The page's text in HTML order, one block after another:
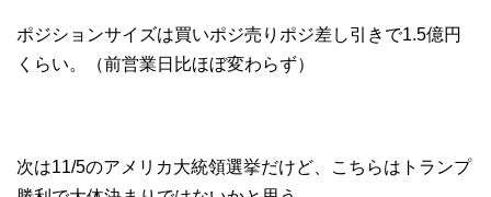
ポジションサイズは買いポジ売りポジ差し引きで1.5億円
くらい。（前営業日比ほぼ変わらず）
次は11/5のアメリカ大統領選挙だけど、こちらはトランプ